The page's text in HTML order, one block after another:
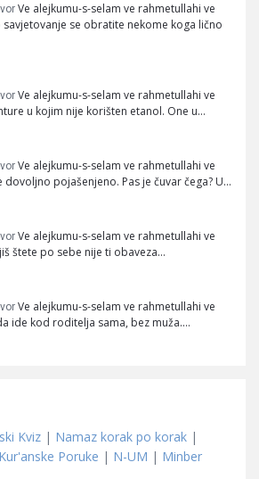
Ve alejkumu-s-selam ve rahmetullahi ve
se obratite nekome koga lično
Ve alejkumu-s-selam ve rahmetullahi ve
u kojim nije korišten etanol. One u…
Ve alejkumu-s-selam ve rahmetullahi ve
dovoljno pojašenjeno. Pas je čuvar čega? U…
Ve alejkumu-s-selam ve rahmetullahi ve
štete po sebe nije ti obaveza…
Ve alejkumu-s-selam ve rahmetullahi ve
ide kod roditelja sama, bez muža.…
Kviz | Namaz korak po korak |
Kur'anske Poruke | N-UM | Minber